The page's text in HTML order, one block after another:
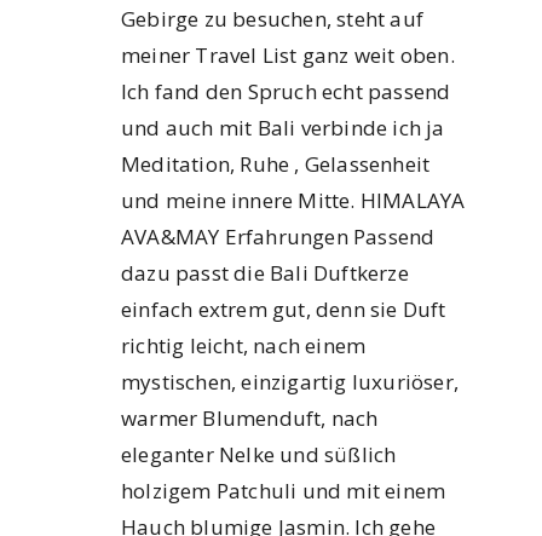
Gebirge zu besuchen, steht auf
meiner Travel List ganz weit oben.
Ich fand den Spruch echt passend
und auch mit Bali verbinde ich ja
Meditation, Ruhe , Gelassenheit
und meine innere Mitte. HIMALAYA
AVA&MAY Erfahrungen Passend
dazu passt die Bali Duftkerze
einfach extrem gut, denn sie Duft
richtig leicht, nach einem
mystischen, einzigartig luxuriöser,
warmer Blumenduft, nach
eleganter Nelke und süßlich
holzigem Patchuli und mit einem
Hauch blumige Jasmin. Ich gehe